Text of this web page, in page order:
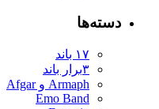
دسته‌ها
۱۷ باند
۳برار باند
Armaph و Afgar
Emo Band